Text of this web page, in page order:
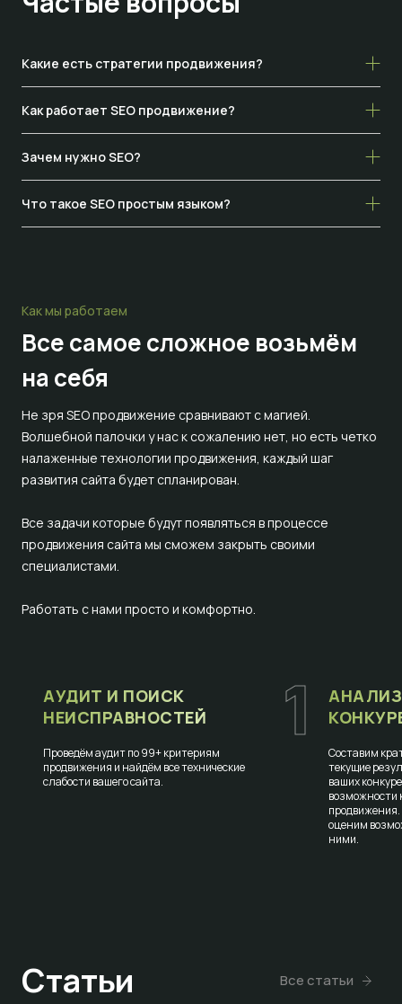
Какие есть стратегии продвижения?
Как работает SEO продвижение?
Зачем нужно SEO?
Что такое SEO простым языком?
Как мы работаем
Все самое сложное возьмём
на себя
Не зря SEO продвижение сравнивают с магией.
Волшебной палочки у нас к сожалению нет, но есть четко
налаженные технологии продвижения, каждый шаг
развития сайта будет спланирован.
Все задачи которые будут появляться в процессе
продвижения сайта мы сможем закрыть своими
специалистами.
Работать с нами просто и комфортно.
1
АУДИТ И ПОИСК
НЕИСПРАВНОСТЕЙ
Проведём аудит по 99+ критериям
продвижения и найдём все технические
слабости вашего сайта.
Составим
текущие
ваших
возможности
оценим
ними.
Статьи Все статьи